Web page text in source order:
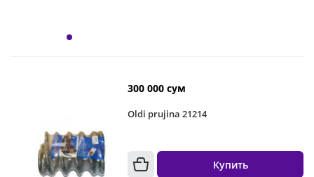
300 000 сум
Oldi prujina 21214
Купить